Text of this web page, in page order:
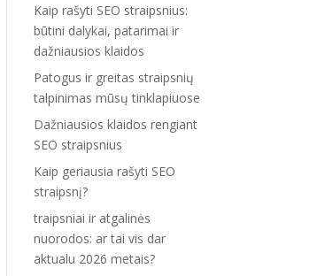
Kaip rašyti SEO straipsnius:
būtini dalykai, patarimai ir
dažniausios klaidos
Patogus ir greitas straipsnių
talpinimas mūsų tinklapiuose
Dažniausios klaidos rengiant
SEO straipsnius
Kaip geriausia rašyti SEO
straipsnį?
traipsniai ir atgalinės
nuorodos: ar tai vis dar
aktualu 2026 metais?